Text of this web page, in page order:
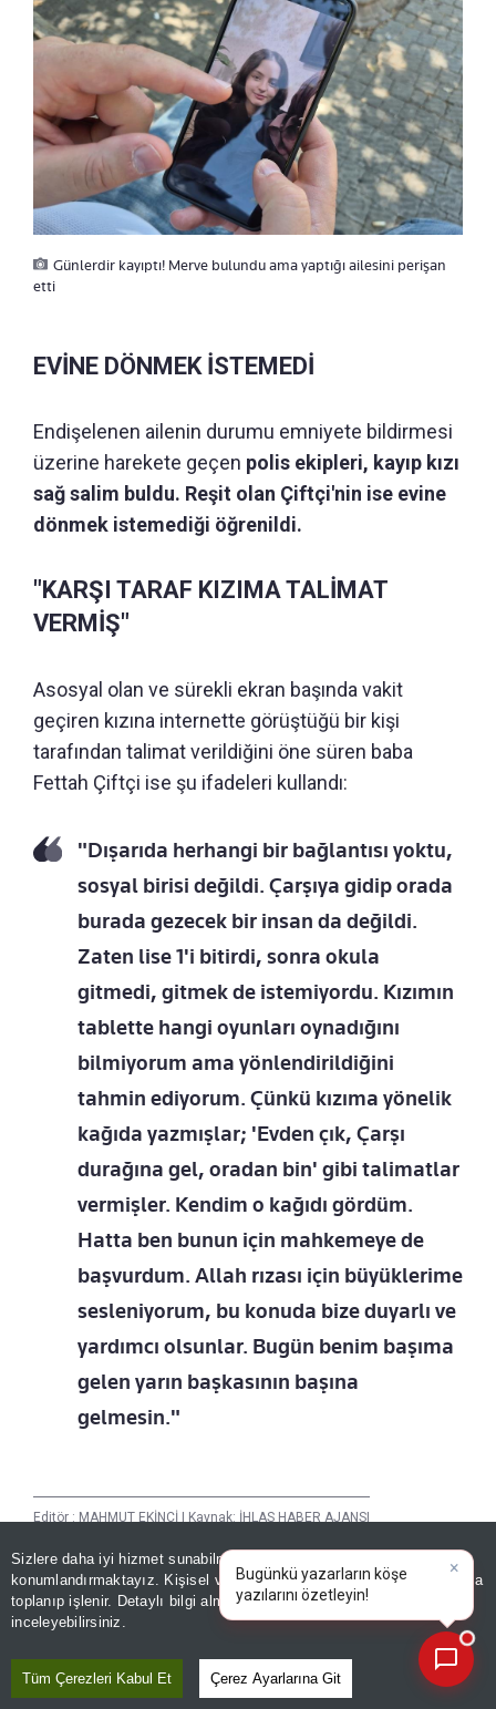
Sizlere daha iyi hizmet sunabilmek adına sitemizde
konumlandırmaktayız. Kişisel verileriniz, KVKK ve GDPR kapsamında
toplanıp işlenir. Detaylı bilgi almak içinAydınlatma Metnimizi
inceleyebilirsiniz.
Tüm Çerezleri Kabul Et Çerez Ayarlarına Git
Günlerdir kayıptı! Merve bulundu ama yaptığı ailesini perişan
etti
EVİNE DÖNMEK İSTEMEDİ
Endişelenen ailenin durumu emniyete bildirmesi
üzerine harekete geçen polis ekipleri, kayıp kızı
sağ salim buldu. Reşit olan Çiftçi'nin ise evine
dönmek istemediği öğrenildi.
"KARŞI TARAF KIZIMA TALİMAT
VERMİŞ"
Asosyal olan ve sürekli ekran başında vakit
geçiren kızına internette görüştüğü bir kişi
tarafından talimat verildiğini öne süren baba
Fettah Çiftçi ise şu ifadeleri kullandı:
"Dışarıda herhangi bir bağlantısı yoktu,
sosyal birisi değildi. Çarşıya gidip orada
burada gezecek bir insan da değildi.
Zaten lise 1'i bitirdi, sonra okula
gitmedi, gitmek de istemiyordu. Kızımın
tablette hangi oyunları oynadığını
bilmiyorum ama yönlendirildiğini
tahmin ediyorum. Çünkü kızıma yönelik
kağıda yazmışlar; 'Evden çık, Çarşı
durağına gel, oradan bin' gibi talimatlar
vermişler. Kendim o kağıdı gördüm.
Hatta ben bunun için mahkemeye de
başvurdum. Allah rızası için büyüklerime
sesleniyorum, bu konuda bize duyarlı ve
yardımcı olsunlar. Bugün benim başıma
gelen yarın başkasının başına
gelmesin."
Editör : MAHMUT EKİNCİ Kaynak: İHLAS HABER AJANSI
Paylaş
Yayın Tarihi 07 Ağustos, 2026 - 10:20
Haberle İlgili Daha Fazlası
Bugünkü yazar|